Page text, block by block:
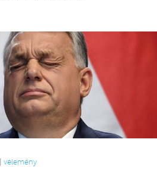
vélemény